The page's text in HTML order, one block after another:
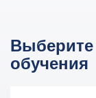
обучения